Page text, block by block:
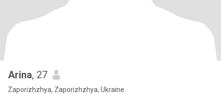
Arina, 27
Zaporizhzhya, Zaporizhzhya, Ukraine